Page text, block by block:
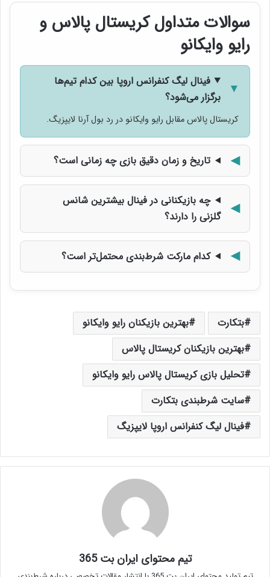
سوالات متداول کریستال پالاس و
رایو وایکانو
فینال لیگ کنفرانس اروپا بین کدام تیم‌ها
برگزار می‌شود؟
کریستال پالاس مقابل رایو وایکانو در رد بول آرنا لایپزیگ.
تاریخ و زمان دقیق بازی چه زمانی است؟
چه بازیکنانی در فینال بیشترین شانس
گلزنی را دارند؟
کدام مارکت شرط‌بندی محتمل‌تر است؟
بتکارت
بهترین بازیکنان رایو وایکانو
بهترین بازیکنان کریستال پالاس
تحلیل بازی کریستال پالاس رایو وایکانو
سایت شرطبندی بتکارت
فینال لیگ کنفرانس اروپا لایپزیگ
تیم محتوای ایران بت 365